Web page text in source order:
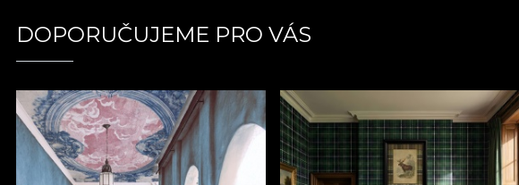
DOPORUČUJEME PRO VÁS